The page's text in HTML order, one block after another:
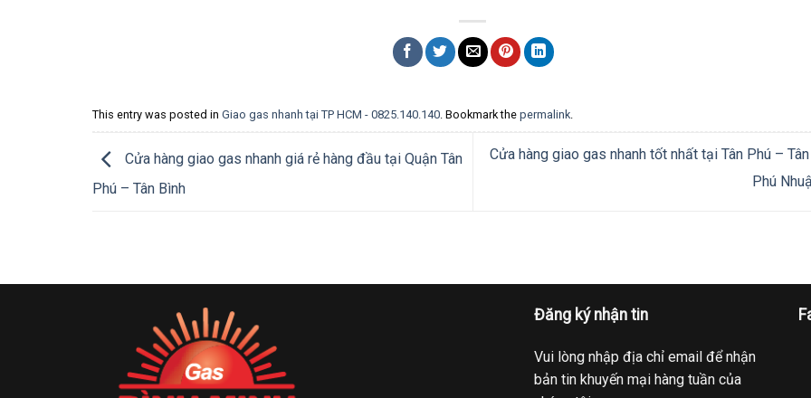
This entry was posted in Giao gas nhanh tại TP HCM - 0825.140.140. Bookmark the permalink.
Cửa hàng giao gas nhanh giá rẻ hàng đầu tại Quận Tân
Phú – Tân Bình
Cửa hàng giao gas nhanh tốt nhất tại Tân Phú –
Phú
Đăng ký nhận tin
Vui lòng nhập địa chỉ email để nhận
bản tin khuyến mại hàng tuần của